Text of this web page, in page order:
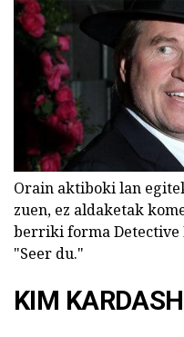
Orain aktiboki lan
zuen, ez aldaketak
berriki forma Detective
"Seer du."
KIM